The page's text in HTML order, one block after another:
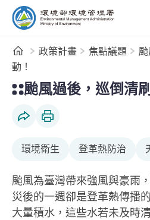
跳到主要內容區塊
首頁政策計畫 焦點議題
動！
颱風過後，巡倒清
環境衛生 登革熱防治
颱風為臺灣帶來強風與豪雨
災後的一週卻是登革熱傳播
大量積水，這些水若未及時